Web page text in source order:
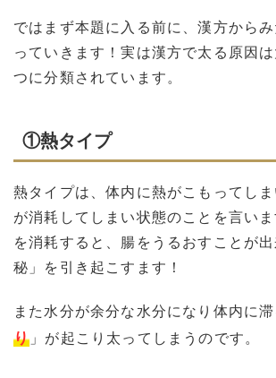
ではまず本題に入る前に、漢方から
っていきます！実は漢方で太る原因
つに分類されています。
①熱タイプ
熱タイプは、体内に熱がこもってし
が消耗してしまい状態のことを言い
を消耗すると、腸をうるおすことが
秘」を引き起こすます！
また水分が余分な水分になり体内に
り 」が起こり太ってしまうのです。